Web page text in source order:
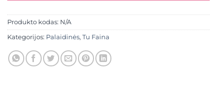
Produkto kodas: N/A
Kategorijos: Palaidinės, Tu Faina